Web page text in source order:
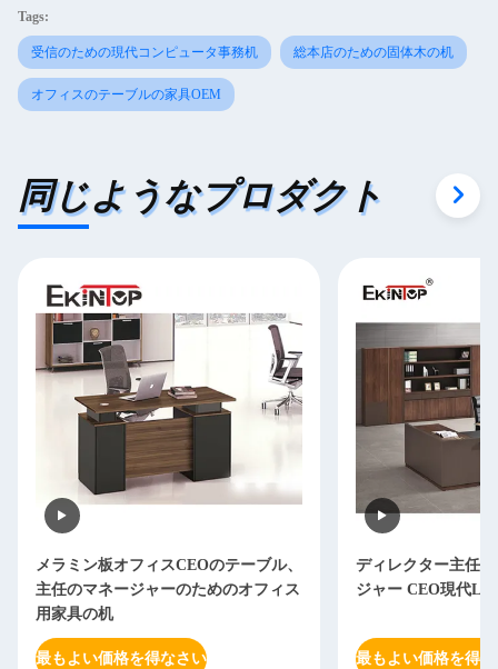
Tags:
受信のための現代コンピュータ事務机 総本店のための固体木の机
オフィスのテーブルの家具OEM
同じようなプロダクト
メラミン板オフィスCEOのテーブル、
主任のマネージャーのためのオフィス
用家具の机
最もよい価格を得なさい
ディレクター主任
ジャー CEO現代L
最もよい価格を得